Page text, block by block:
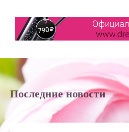
Последние новости